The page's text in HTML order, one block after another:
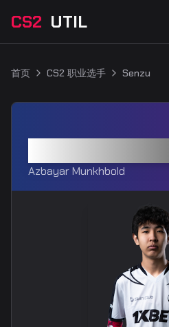
CS2 UTIL
首页 CS2 职业选手 Senzu
Azbayar Munkhbold